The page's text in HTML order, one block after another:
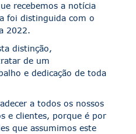
recebemos a notícia
foi distinguida com o
2022.
distinção,
de um
e dedicação de toda
a todos os nossos
e clientes, porque é por
que assumimos este